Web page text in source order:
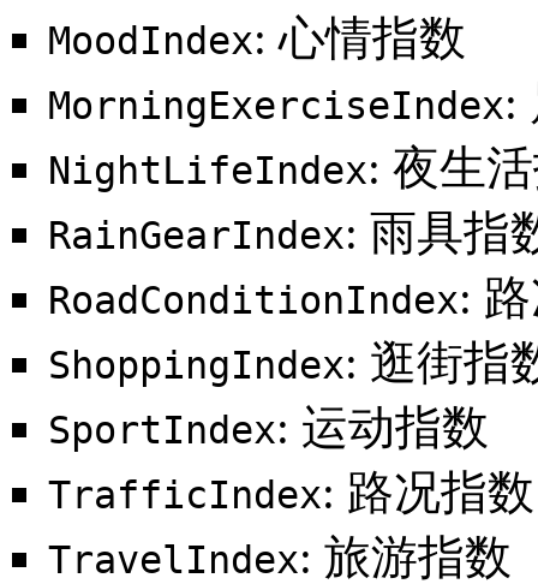
MoodIndex: 心情指数
MorningExerciseIndex:
NightLifeIndex: 夜生
RainGearIndex: 雨具指
RoadConditionIndex:
ShoppingIndex: 逛街指
SportIndex: 运动指数
TrafficIndex: 路况指数
TravelIndex: 旅游指数